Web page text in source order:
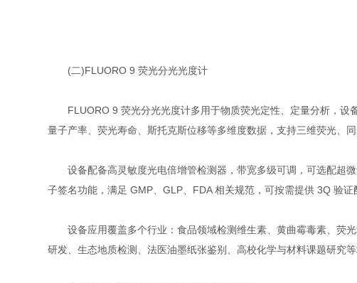
(二)FLUORO 9 荧光分光光度计
FLUORO 9 荧光分光光度计多用于物质荧光定性、定量分析，设
量子产率、荧光寿命、斯托克斯位移等多维度数据，支持三维荧光、
设备配备高灵敏度光电倍增管检测器，带宽多级可调，可选配超微
子签名功能，满足 GMP、GLP、FDA 相关规范，可按需提供 3Q 验证
设备应用覆盖多个行业：食品领域检测维生素、黄曲霉毒素、荧光
研发、生态地质检测、法医油墨纸张鉴别、高校化学与材料课题研究等